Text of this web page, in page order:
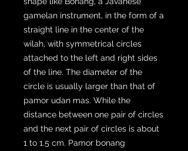
gamelan instrument, in the form of a
straight line in the center of the
wilah, with symmetrical circles
attached to the left and right sides
of the line. The diameter of the
circle is usually larger than that of
pamor udan mas. While the
distance between one pair of circles
and the next pair of circles is about
1 to 1.5 cm. Pamor bonang